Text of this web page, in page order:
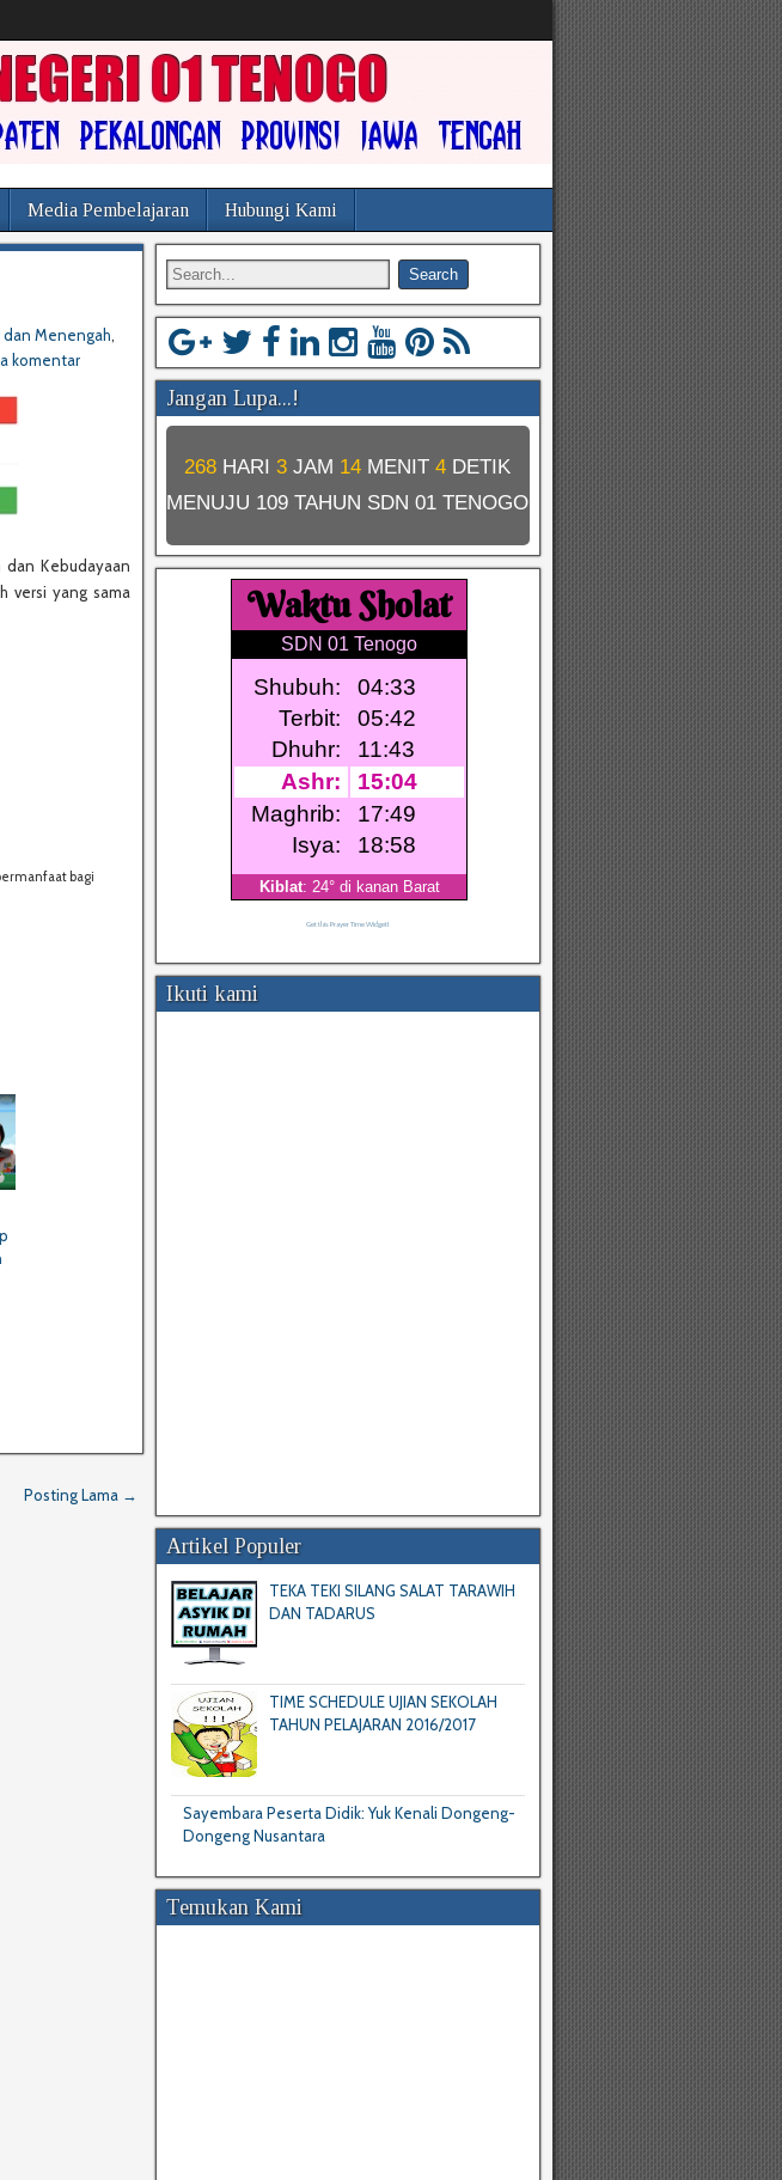
Media Pembelajaran Hubungi Kami
Menengah,
komentar
Kebudayaan
versi yang sama
bagi
Posting Lama →
Jangan Lupa...!
268 HARI 3JAM 14 MENIT 3 DETIK
MENUJU 109 TAHUN SDN 01 TENOGO
Get this Prayer Time Widget!
Ikuti kami
Artikel Populer
TEKA TEKI SILANG SALAT TARAWIH
DAN TADARUS
TIME SCHEDULE UJIAN SEKOLAH
TAHUN PELAJARAN 2016/2017
Sayembara Peserta Didik: Yuk Kenali Dongeng-
Dongeng Nusantara
Temukan Kami